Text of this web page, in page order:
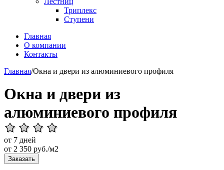
Триплекс
Ступени
Главная
О компании
Контакты
Главная/Окна и двери из алюминиевого профиля
Окна и двери из
алюминиевого профиля
от 7 дней
от 2 350 руб./м2
Заказать